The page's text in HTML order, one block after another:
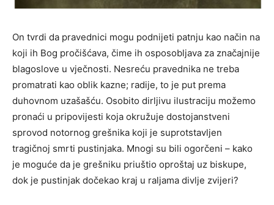
On tvrdi da pravednici mogu podnijeti patnju kao način na
koji ih Bog pročišćava, čime ih osposobljava za značajnije
blagoslove u vječnosti. Nesreću pravednika ne treba
promatrati kao oblik kazne; radije, to je put prema
duhovnom uzašašću. Osobito dirljivu ilustraciju možemo
pronaći u pripovijesti koja okružuje dostojanstveni
sprovod notornog grešnika koji je suprotstavljen
tragičnoj smrti pustinjaka. Mnogi su bili ogorčeni – kako
je moguće da je grešniku priuštio oproštaj uz biskupe,
dok je pustinjak dočekao kraj u raljama divlje zvijeri?